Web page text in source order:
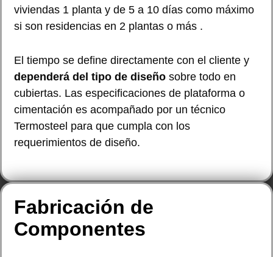
viviendas 1 planta y de 5 a 10 días como máximo
si son residencias en 2 plantas o más .
El tiempo se define directamente con el cliente y
dependerá del tipo de diseño sobre todo en
cubiertas. Las especificaciones de plataforma o
cimentación es acompañado por un técnico
Termosteel para que cumpla con los
requerimientos de diseño.
Fabricación de
Componentes